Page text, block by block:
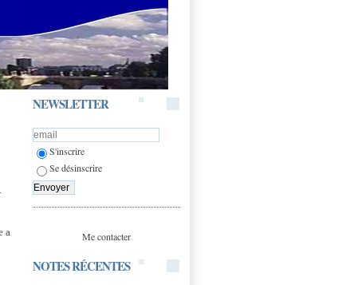
NEWSLETTER
S'inscrire
Se désinscrire
Me contacter
NOTES RÉCENTES
a